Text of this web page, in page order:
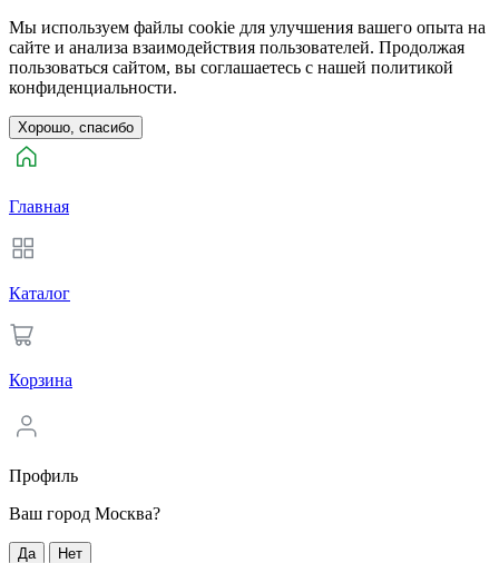
Мы используем файлы cookie для улучшения вашего опыта на
сайте и анализа взаимодействия пользователей. Продолжая
пользоваться сайтом, вы соглашаетесь с нашей политикой
конфиденциальности.
Хорошо, спасибо
Главная
Каталог
Корзина
Профиль
Ваш город Москва?
Да Нет